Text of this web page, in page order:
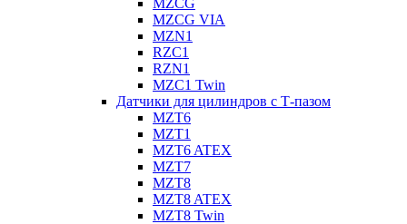
MZCG
MZCG VIA
MZN1
RZC1
RZN1
MZC1 Twin
Датчики для цилиндров с Т-пазом
MZT6
MZT1
MZT6 ATEX
MZT7
MZT8
MZT8 ATEX
MZT8 Twin